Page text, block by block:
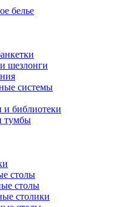
белье
шезлонги
системы
и библиотеки
тумбы
столы
столы
столики